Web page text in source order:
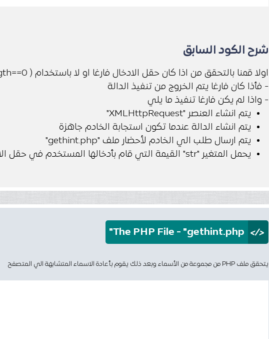
شرح الكود السابق
اولا قمنا بالتحقق من اذا كان حقل الادخال فارغا او لا باستخدام ( str.length==0 )
- فأذا كان فارغا يتم الخروج من تنفيذ الدالة
- واذا لم يكن فارغا تنفيذ ما يلي
يتم انشاء العنصر "XMLHttpRequest"
يتم انشاء الدالة عندما تكون استجابة الخادم جاهزة
يتم ارسال طلب الي الخادم لأحضار ملف "gethint.php"
يحمل المتغير "str" القيمة التي قام بأدخالها المستخدم في حقل الادخال
</>
The PHP File - "gethint.php"
يتحقق ملف PHP من مجموعة من الأسماء وبعد ذلك يقوم بأعادة الاسماء المتشابهة الي المتصفح